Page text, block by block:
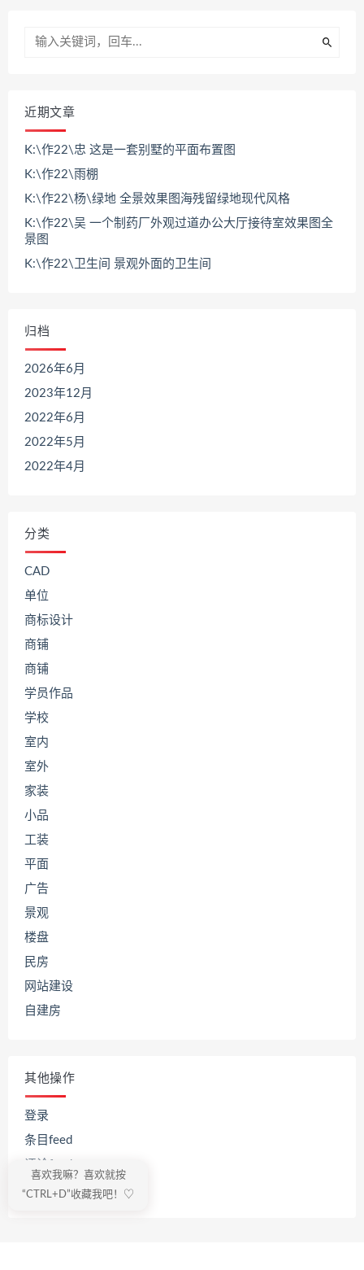
近期文章
K:\作22\忠 这是一套别墅的平面布置图
K:\作22\雨棚
K:\作22\杨\绿地 全景效果图海残留绿地现代风格
K:\作22\吴 一个制药厂外观过道办公大厅接待室效果图全
景图
K:\作22\卫生间 景观外面的卫生间
归档
2026年6月
2023年12月
2022年6月
2022年5月
2022年4月
分类
CAD
单位
商标设计
商铺
商铺
学员作品
学校
室内
室外
家装
小品
工装
平面
广告
景观
楼盘
民房
网站建设
自建房
其他操作
登录
条目feed
WordPress.org
喜欢我嘛？喜欢就按
“CTRL+D”收藏我吧！♡